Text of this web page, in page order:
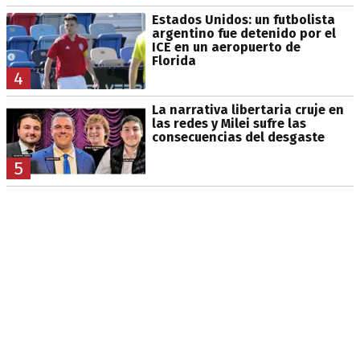
4
Estados Unidos: un futbolista
argentino fue detenido por el
ICE en un aeropuerto de
Florida
5
La narrativa libertaria cruje en
las redes y Milei sufre las
consecuencias del desgaste